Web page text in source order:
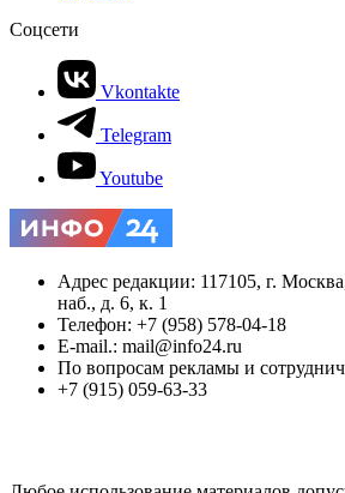
Соцсети
Vkontakte
Telegram
Youtube
Адрес редакции: 117105, г.
наб., д. 6, к. 1
Телефон: +7 (958) 578-04-18
E-mail.: mail@info24.ru
По вопросам рекламы и
+7 (915) 059-63-33